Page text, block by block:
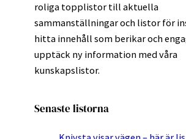
roliga topplistor till aktuella
sammanställningar och listor för
hitta innehåll som berikar och
upptäck ny information med våra
kunskapslistor.
Senaste listorna